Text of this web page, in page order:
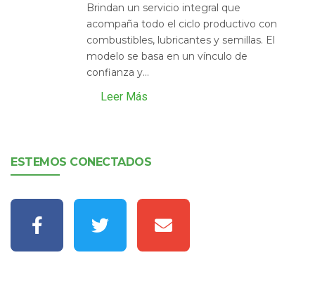
Brindan un servicio integral que
acompaña todo el ciclo productivo con
combustibles, lubricantes y semillas. El
modelo se basa en un vínculo de
confianza y...
Leer Más
ESTEMOS CONECTADOS